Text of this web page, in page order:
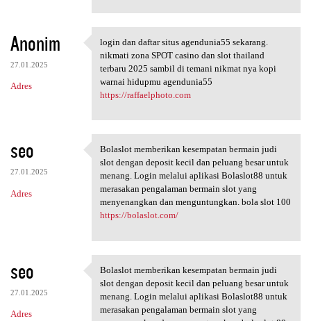
Anonim
27.01.2025
Adres
login dan daftar situs
login dan daftar situs agendunia55 sekarang.
nikmati zona SPOT casino dan slot thailand
terbaru 2025 sambil di temani nikmat nya kopi
warnai hidupmu agendunia55
https://raffaelphoto.com
seo
27.01.2025
Adres
Bolaslot memberikan
Bolaslot memberikan kesempatan bermain judi
slot dengan deposit kecil dan peluang besar untuk
menang. Login melalui aplikasi Bolaslot88 untuk
merasakan pengalaman bermain slot yang
menyenangkan dan menguntungkan. bola slot 100
https://bolaslot.com/
seo
27.01.2025
Adres
Bolaslot memberikan
Bolaslot memberikan kesempatan bermain judi
slot dengan deposit kecil dan peluang besar untuk
menang. Login melalui aplikasi Bolaslot88 untuk
merasakan pengalaman bermain slot yang